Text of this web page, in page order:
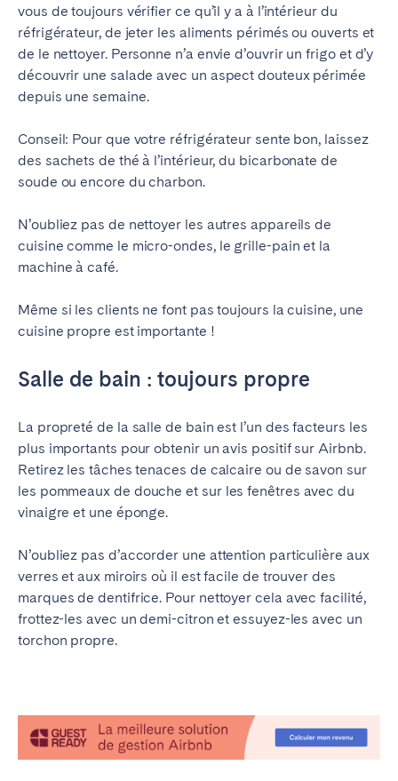
vous de toujours vérifier ce qu’il y a à l’intérieur du
réfrigérateur, de jeter les aliments périmés ou ouverts et
de le nettoyer. Personne n’a envie d’ouvrir un frigo et d’y
découvrir une salade avec un aspect douteux périmée
depuis une semaine.
Conseil: Pour que votre réfrigérateur sente bon, laissez
des sachets de thé à l’intérieur, du bicarbonate de
soude ou encore du charbon.
N’oubliez pas de nettoyer les autres appareils de
cuisine comme le micro-ondes, le grille-pain et la
machine à café.
Même si les clients ne font pas toujours la cuisine, une
cuisine propre est importante !
Salle de bain : toujours propre
La propreté de la salle de bain est l’un des facteurs les
plus importants pour obtenir un avis positif sur Airbnb.
Retirez les tâches tenaces de calcaire ou de savon sur
les pommeaux de douche et sur les fenêtres avec du
vinaigre et une éponge.
N’oubliez pas d’accorder une attention particulière aux
verres et aux miroirs où il est facile de trouver des
marques de dentifrice. Pour nettoyer cela avec facilité,
frottez-les avec un demi-citron et essuyez-les avec un
torchon propre.